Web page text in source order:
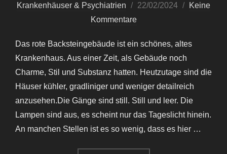
Krankenhäuser & Psychiatrien
Veröffentlicht
22/02/2024
Keine
Kommentare
Das rote Backsteingebäude ist ein schönes, altes
Krankenhaus. Aus einer Zeit, als Gebäude noch
Charme, Stil und Substanz hatten. Heutzutage sind die
Häuser kühler, gradliniger und weniger detailreich
anzusehen.Die Gänge sind still. Still und leer. Die
Lampen sind aus, es scheint nur das Tageslicht hinein.
An manchen Stellen ist es so wenig, dass es hier …